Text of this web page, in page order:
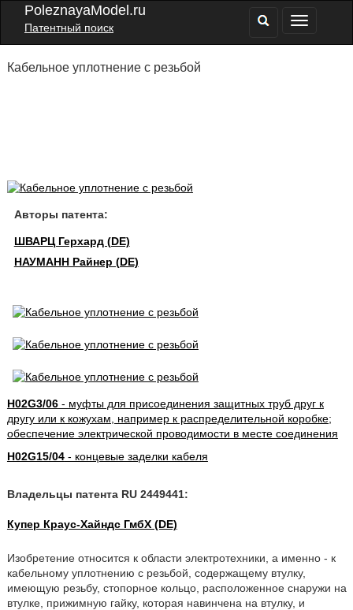
PoleznayaModel.ru
Патентный поиск
Кабельное уплотнение с резьбой
Авторы патента:
ШВАРЦ Герхард (DE)
НАУМАНН Райнер (DE)
H02G3/06- муфты для присоединения защитных труб друг к
другу или к кожухам, например к распределительной коробке;
обеспечение электрической проводимости в месте соединения
H02G15/04- концевые заделки кабеля
Владельцы патента RU 2449441:
Купер Краус-Хайндс ГмбХ (DE)
Изобретение относится к области электротехники, а именно - к
кабельному уплотнению с резьбой, содержащему втулку,
имеющую резьбу, стопорное кольцо, расположенное снаружи на
втулке, прижимную гайку, которая навинчена на втулку, и